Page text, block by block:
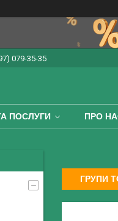
079-35-35
ПОСЛУГИ ПРО
ГРУПИ